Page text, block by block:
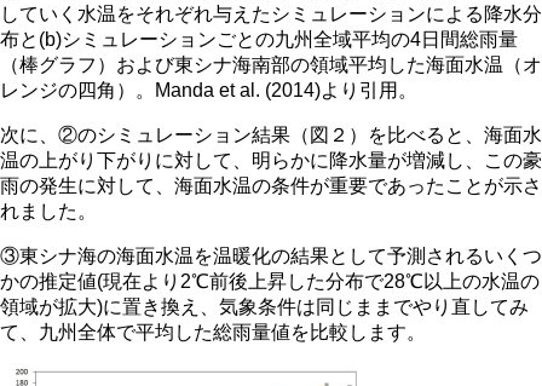
していく水温をそれぞれ与えたシミュレーションによる降水分
布と(b)シミュレーションごとの九州全域平均の4日間総雨量
（棒グラフ）および東シナ海南部の領域平均した海面水温（オ
レンジの四角）。Manda et al. (2014)より引用。
次に、②のシミュレーション結果（図２）を比べると、海面水
温の上がり下がりに対して、明らかに降水量が増減し、この豪
雨の発生に対して、海面水温の条件が重要であったことが示さ
れました。
③東シナ海の海面水温を温暖化の結果として予測されるいくつ
かの推定値(現在より2℃前後上昇した分布で28℃以上の水温の
領域が拡大)に置き換え、気象条件は同じままでやり直してみ
て、九州全体で平均した総雨量値を比較します。